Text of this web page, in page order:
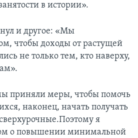
в истории».
и другое: «Мы
чтобы доходы от растущей
не только тем, кто наверху,
приняли меры, чтобы помочь
наконец, начать получать
я
о повышении минимальной